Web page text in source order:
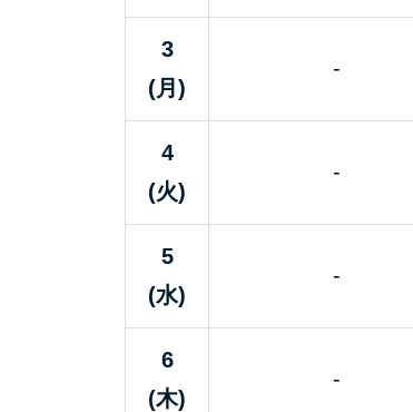
3
(月)
-
4
(火)
-
5
(水)
-
6
(木)
-